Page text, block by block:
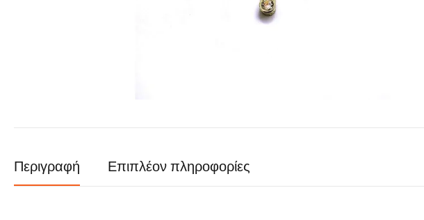
Περιγραφή Επιπλέον πληροφορίες